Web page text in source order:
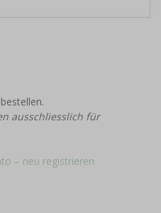
ausschliesslich für
– neu registrieren